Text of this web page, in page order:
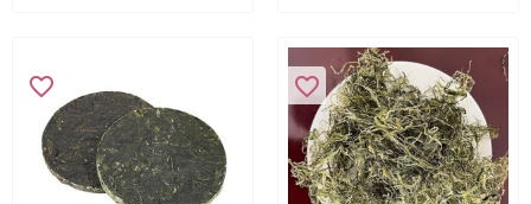
favorite_border favorite_border